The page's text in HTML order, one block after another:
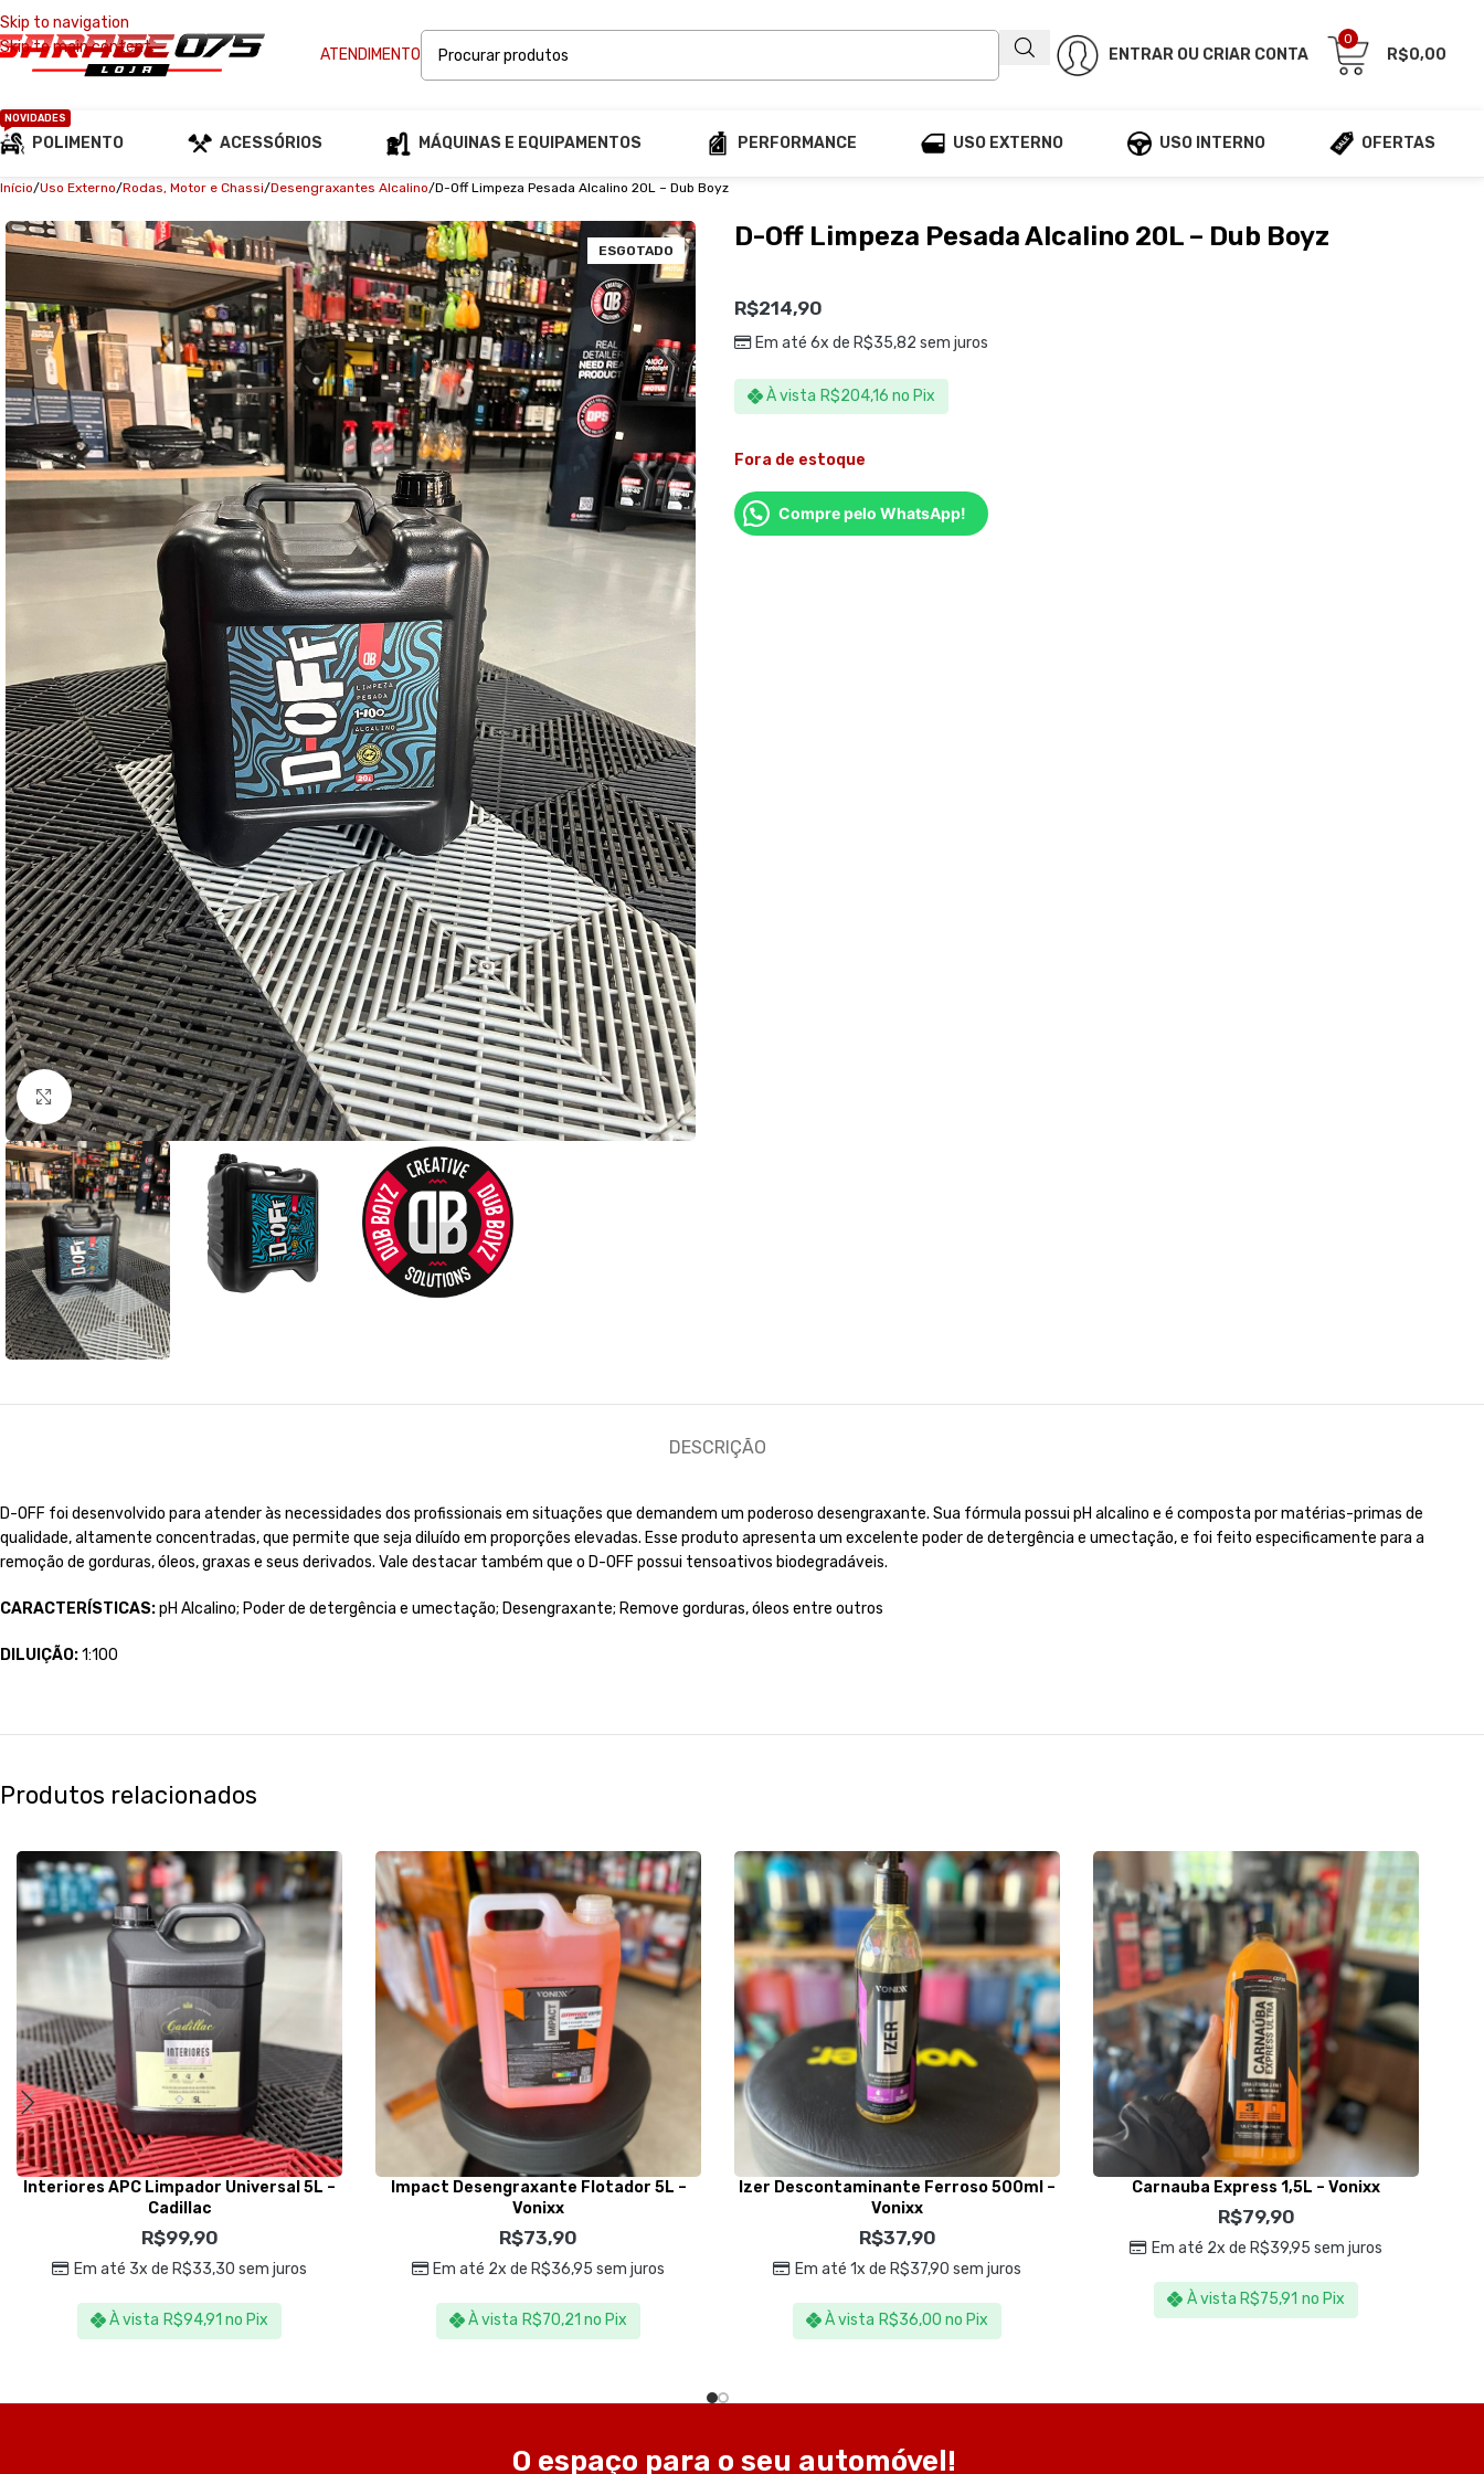
Skip to navigation
Skip to main content
ATENDIMENTO ENTRAR OU CRIAR CONTA
0
R$0,00
POLIMENTO
NOVIDADES
ACESSÓRIOS MÁQUINAS E EQUIPAMENTOS PERFORMANCE USO EXTERNO USO INTERNO OFERTAS
Início Uso Externo Rodas, Motor e Chassi Desengraxantes Alcalino D-Off Limpeza Pesada Alcalino 20L – Dub Boyz
ESGOTADO
Clique para ampliar
D-Off Limpeza Pesada Alcalino 20L – Dub Boyz
R$214,90
Em até 6x de R$35,82 sem juros
À vista R$204,16 no Pix
Fora de estoque
Compre pelo WhatsApp!
DESCRIÇÃO
D-OFF foi desenvolvido para atender às necessidades dos profissionais em situações que demandem um poderoso desengraxante. Sua fórmula possui pH alcalino e é composta por matérias-primas de
qualidade, altamente concentradas, que permite que seja diluído em proporções elevadas. Esse produto apresenta um excelente poder de detergência e umectação, e foi feito especificamente para a
remoção de gorduras, óleos, graxas e seus derivados. Vale destacar também que o D-OFF possui tensoativos biodegradáveis.
CARACTERÍSTICAS:pH Alcalino; Poder de detergência e umectação; Desengraxante; Remove gorduras, óleos entre outros
DILUIÇÃO:1:100
Produtos relacionados
Interiores APC Limpador Universal 5L –
Cadillac
R$99,90
Em até 3x de R$33,30 sem juros
À vista R$94,91 no Pix
Impact Desengraxante Flotador 5L –
Vonixx
R$73,90
Em até 2x de R$36,95 sem juros
À vista R$70,21 no Pix
Izer Descontaminante Ferroso 500ml –
Vonixx
R$37,90
Em até 1x de R$37,90 sem juros
À vista R$36,00 no Pix
Carnauba Express 1,5L – Vonixx
R$79,90
Em até 2x de R$39,95 sem juros
À vista R$75,91 no Pix
O espaço para o seu automóvel!